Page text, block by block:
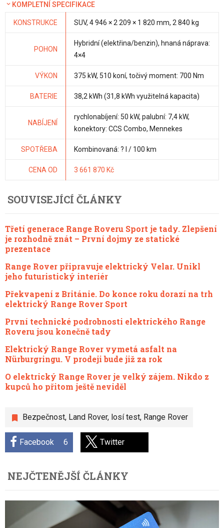
KOMPLETNÍ SPECIFIKACE
KONSTRUKCE SUV, 4 946 × 2 209 × 1 820 mm, 2 840 kg
POHON
Hybridní (elektřina/benzin), hnaná náprava:
4×4
VÝKON 375 kW, 510 koní, točivý moment: 700 Nm
BATERIE 38,2 kWh (31,8 kWh využitelná kapacita)
NABÍJENÍ
rychlonabíjení: 50 kW, palubní: 7,4 kW,
konektory: CCS Combo, Mennekes
SPOTŘEBA Kombinovaná: ? l / 100 km
CENA OD 3 661 870 Kč
Bezpečnost, Land Rover, losí test, Range Rover
Facebook 6 Twitter
SOUVISEJÍCÍ ČLÁNKY
Třetí generace Range Roveru Sport je tady. Zlepšení
je rozhodně znát – První dojmy ze statické
prezentace
Range Rover připravuje elektrický Velar. Unikl
jeho futuristický interiér
Překvapení z Británie. Do konce roku dorazí na trh
elektrický Range Rover Sport
První technické podrobnosti elektrického Range
Roveru jsou konečně tady
Elektrický Range Rover vymetá asfalt na
Nürburgringu. V prodeji bude již za rok
O elektrický Range Rover je velký zájem. Nikdo z
kupců ho přitom ještě neviděl
NEJČTENĚJŠÍ ČLÁNKY